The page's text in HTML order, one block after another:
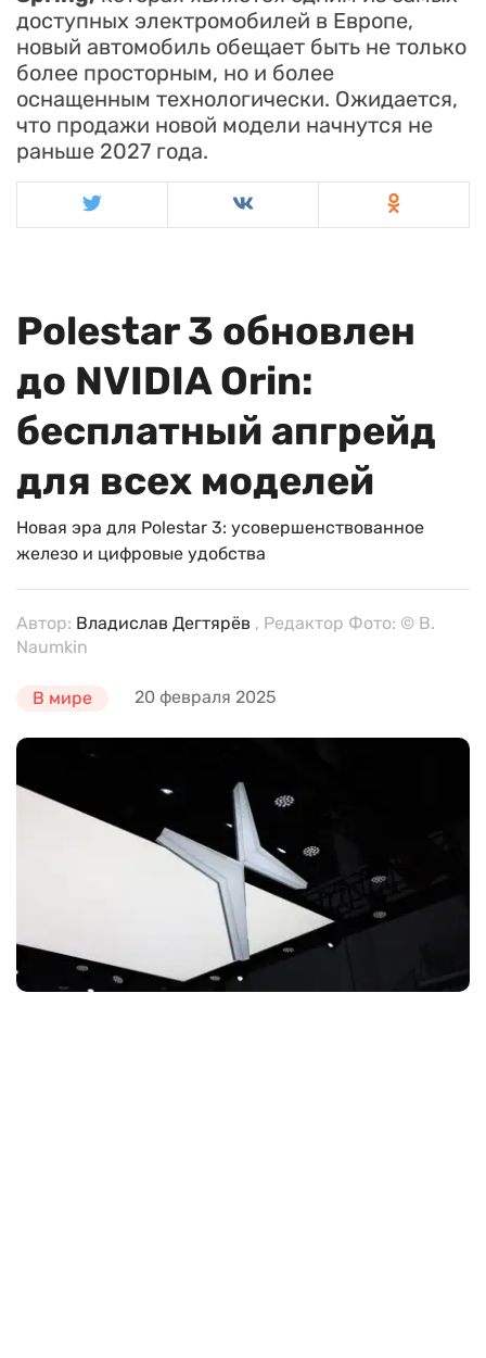
доступных электромобилей в Европе,
новый автомобиль обещает быть не только
более просторным, но и более
оснащенным технологически. Ожидается,
что продажи новой модели начнутся не
раньше 2027 года.
Polestar 3 обновлен
до NVIDIA Orin:
бесплатный апгрейд
для всех моделей
Новая эра для Polestar 3: усовершенствованное
железо и цифровые удобства
Автор: Владислав Дегтярёв , Редактор Фото: © B.
Naumkin
В мире 20 февраля 2025